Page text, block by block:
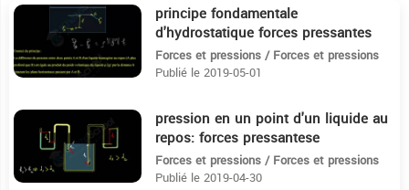
principe fondamentale
d'hydrostatique forces pressantes
2eme sciences
Forces et pressions / Forces et pressions
Publié le 2019-05-01
pression en un point d'un liquide au
repos: forces pressantese
Forces et pressions / Forces et pressions
Publié le 2019-04-30